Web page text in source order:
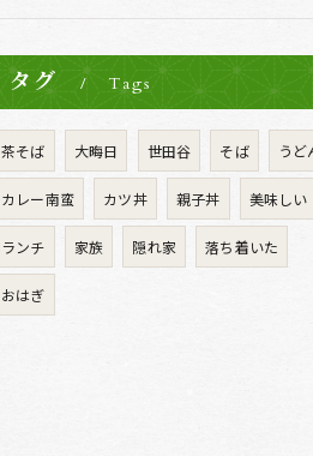
タグ Tags
茶そば 大晦日 世田谷 そば うど
カレー南蛮 カツ丼 親子丼 美味しい
ランチ 家族 隠れ家 落ち着いた
おはぎ